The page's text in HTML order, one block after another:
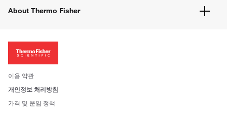
웹사이트 개선사항
About Thermo Fisher
투자자
사회적 책임
브랜드
이용 약관
개인정보 처리방침
가격 및 운임 정책